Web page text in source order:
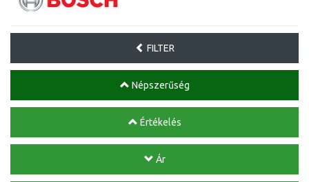
FILTER
Népszerűség
Értékelés
Ár